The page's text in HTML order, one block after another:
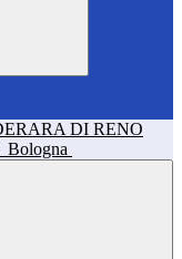
Bologna